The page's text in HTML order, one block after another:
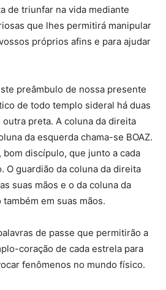
de triunfar na vida mediante
que lhes permitirá manipular
próprios afins e para ajudar
preâmbulo de nossa presente
de todo templo sideral há duas
preta. A coluna da direita
da esquerda chama-se BOAZ.
bom discípulo, que junto a cada
O guardião da coluna da direita
suas mãos e o da coluna da
em suas mãos.
de passe que permitirão a
coração de cada estrela para
fenômenos no mundo físico.